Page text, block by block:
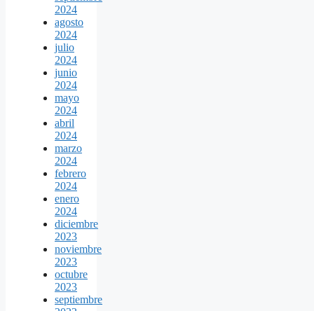
2024
agosto
2024
julio
2024
junio
2024
mayo
2024
abril
2024
marzo
2024
febrero
2024
enero
2024
diciembre
2023
noviembre
2023
octubre
2023
septiembre